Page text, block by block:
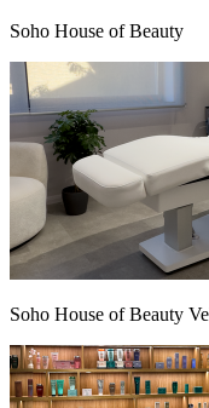
Soho House of Beauty
Soho House of Beauty